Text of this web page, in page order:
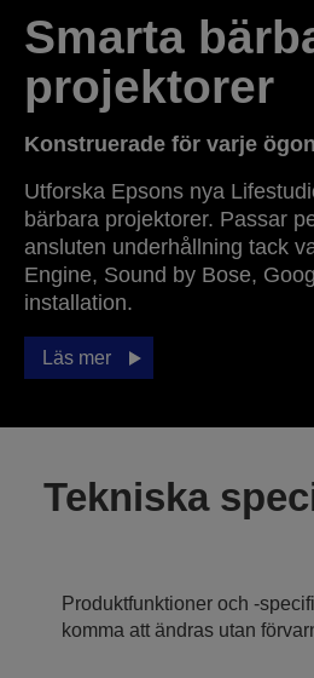
Smarta
projektorer
Konstruerade för varje
Utforska Epsons nya
bärbara projektorer. Passar
ansluten underhållning tack
Engine, Sound by Bose,
installation.
Läs mer
Tekniska
Produktfunktioner och -
komma att ändras utan